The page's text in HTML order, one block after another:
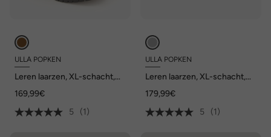
ULLA POPKEN
Leren laarzen, XL-schacht,
169,99€
5
(1)
ULLA POPKEN
Leren laarzen, XL-schacht,
179,99€
5
(1)